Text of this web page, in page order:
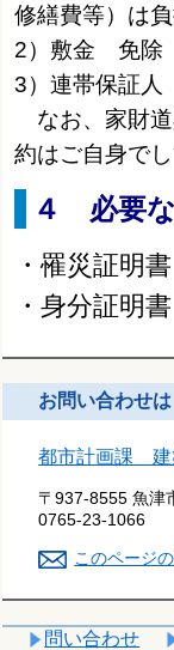
修繕費等）は
2）敷金 免除
3）連帯保証
なお、家財道
約はご自身で
４ 必要
・罹災証明書
・身分証明書
お問い合わせは
都市計画課 建
〒937-8555 魚津
0765-23-1066
このページ
問い合わせ